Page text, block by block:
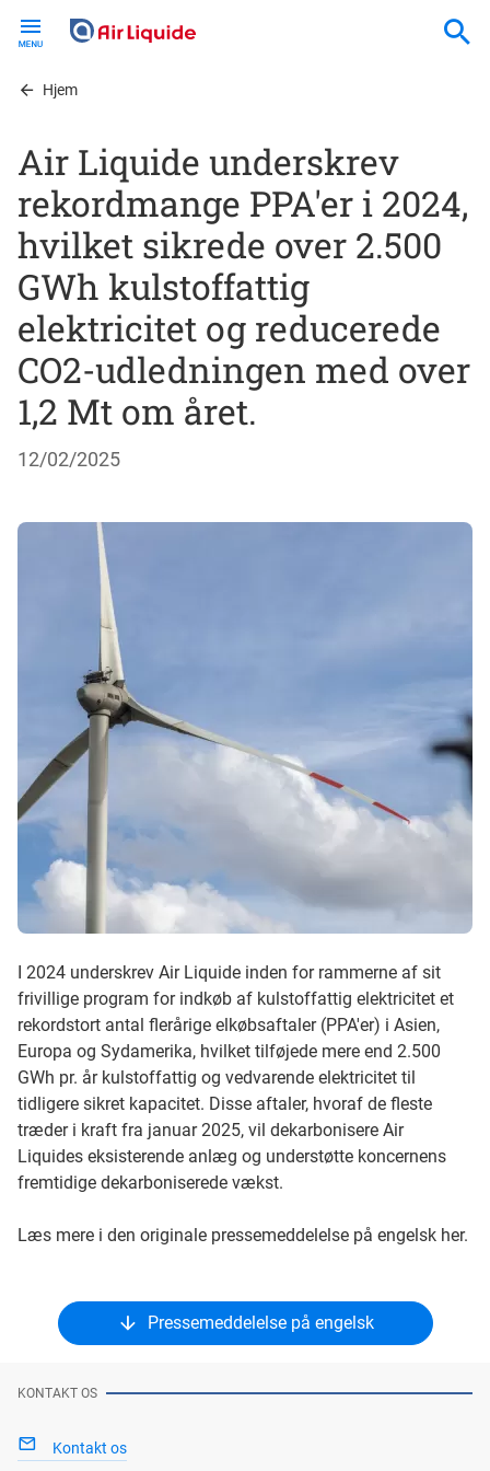
contentHjem
Air Liquide underskrev
rekordmange PPA'er i 2024,
hvilket sikrede over 2.500
GWh kulstoffattig
elektricitet og reducerede
CO2-udledningen med over
1,2 Mt om året.
12/02/2025
I 2024 underskrev Air Liquide inden for rammerne af sit
frivillige program for indkøb af kulstoffattig elektricitet et
rekordstort antal flerårige elkøbsaftaler (PPA'er) i Asien,
Europa og Sydamerika, hvilket tilføjede mere end 2.500
GWh pr. år kulstoffattig og vedvarende elektricitet til
tidligere sikret kapacitet. Disse aftaler, hvoraf de fleste
træder i kraft fra januar 2025, vil dekarbonisere Air
Liquides eksisterende anlæg og understøtte koncernens
fremtidige dekarboniserede vækst.
Læs mere i den originale pressemeddelelse på engelsk her.
Pressemeddelelse på engelsk
KONTAKT OS
Kontakt os